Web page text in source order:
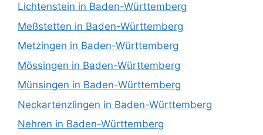
Lichtenstein in Baden-Württemberg
Meßstetten in Baden-Württemberg
Metzingen in Baden-Württemberg
Mössingen in Baden-Württemberg
Münsingen in Baden-Württemberg
Neckartenzlingen in Baden-Württemberg
Nehren in Baden-Württemberg